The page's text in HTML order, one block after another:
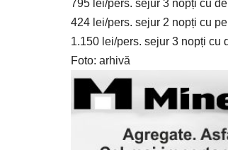
795 lei/pers. sejur 3 nopți cu
424 lei/pers. sejur 2 nopți cu
1.150 lei/pers. sejur 3 nopți cu
Foto: arhivă